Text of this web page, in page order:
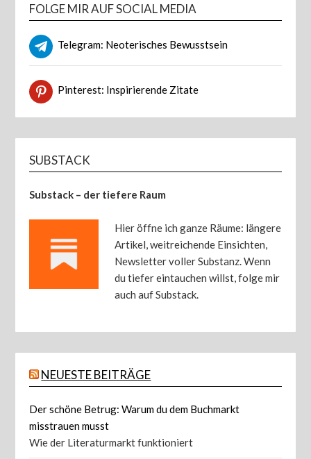
FOLGE MIR AUF SOCIAL MEDIA
Telegram: Neoterisches Bewusstsein
Pinterest: Inspirierende Zitate
SUBSTACK
Substack – der tiefere Raum
Hier öffne ich ganze Räume: längere
Artikel, weitreichende Einsichten,
Newsletter voller Substanz. Wenn
du tiefer eintauchen willst, folge mir
auch auf Substack.
NEUESTE BEITRÄGE
Der schöne Betrug: Warum du dem Buchmarkt
misstrauen musst
Wie der Literaturmarkt funktioniert